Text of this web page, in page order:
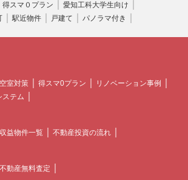
得スマ０プラン
愛知工科大学生向け
駅近物件 戸建て パノラマ付き
空室対策 得スマ0プラン
リノベーション事例
ステム
収益物件一覧 不動産投資の流れ
不動産無料査定